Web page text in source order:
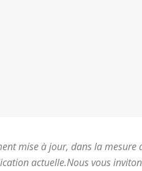
mise à jour, dans la mesure
actuelle.Nous vous